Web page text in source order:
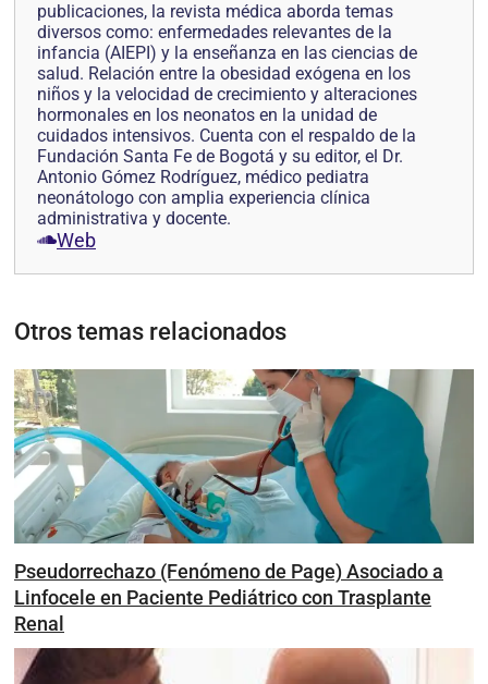
publicaciones, la revista médica aborda temas
diversos como: enfermedades relevantes de la
infancia (AIEPI) y la enseñanza en las ciencias de
salud. Relación entre la obesidad exógena en los
niños y la velocidad de crecimiento y alteraciones
hormonales en los neonatos en la unidad de
cuidados intensivos. Cuenta con el respaldo de la
Fundación Santa Fe de Bogotá y su editor, el Dr.
Antonio Gómez Rodríguez, médico pediatra
neonátologo con amplia experiencia clínica
administrativa y docente.
Web
Otros temas relacionados
Pseudorrechazo (Fenómeno de Page) Asociado a
Linfocele en Paciente Pediátrico con Trasplante
Renal